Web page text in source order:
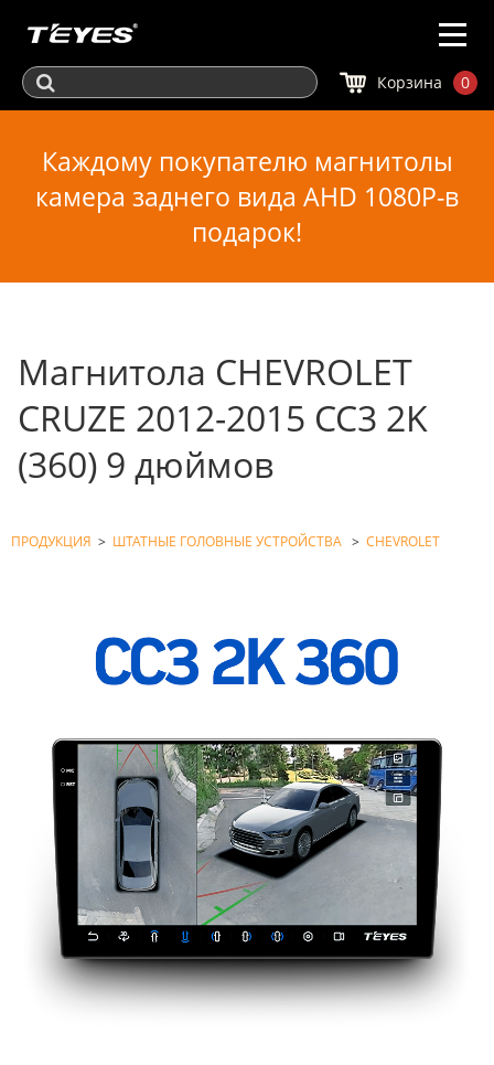
Корзина 0
Каждому покупателю магнитолы
камера заднего вида AHD 1080P-в
подарок!
Магнитола CHEVROLET
CRUZE 2012-2015 CC3 2K
(360) 9 дюймов
ПРОДУКЦИЯ > ШТАТНЫЕ ГОЛОВНЫЕ УСТРОЙСТВА > CHEVROLET